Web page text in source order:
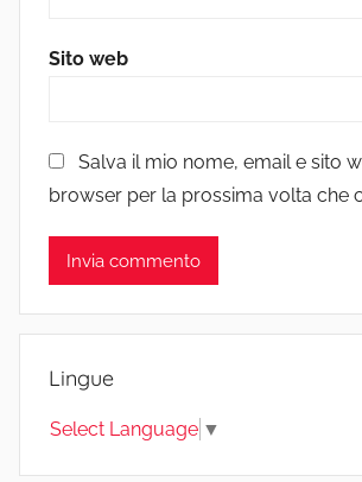
Sito web
Salva il mio nome, email e sito
browser per la prossima volta che
Lingue
Select Language ▼